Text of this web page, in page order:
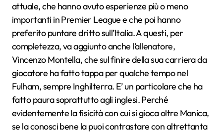
attuale, che hanno avuto esperienze più o meno
importanti in Premier League e che poi hanno
preferito puntare dritto sull’Italia. A questi, per
completezza, va aggiunto anche l’allenatore,
Vincenzo Montella, che sul finire della sua carriera da
giocatore ha fatto tappa per qualche tempo nel
Fulham, sempre Inghilterra. E’ un particolare che ha
fatto paura soprattutto agli inglesi. Perché
evidentemente la fisicità con cui si gioca oltre Manica,
se la conosci bene la puoi contrastare con altrettanta